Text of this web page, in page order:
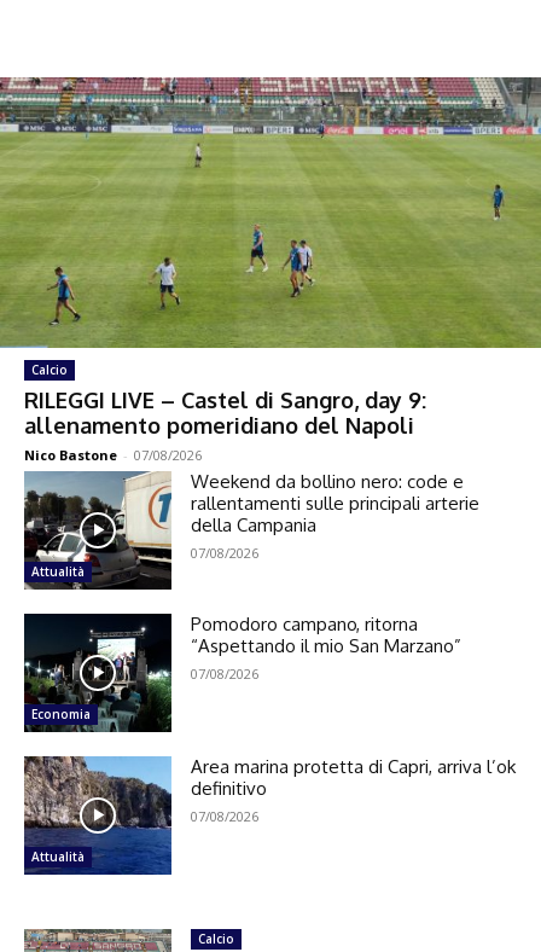
Calcio
RILEGGI LIVE – Castel di Sangro, day 9:
allenamento pomeridiano del Napoli
Nico Bastone - 07/08/2026
Attualità
Weekend da bollino nero: code e
rallentamenti sulle principali arterie
della Campania
07/08/2026
Economia
Pomodoro campano, ritorna
“Aspettando il mio San Marzano”
07/08/2026
Attualità
Area marina protetta di Capri, arriva l’ok
definitivo
07/08/2026
Calcio